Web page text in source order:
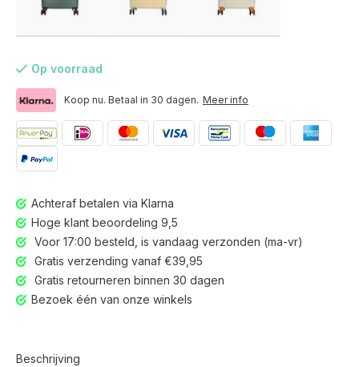
Voor 17:00 besteld, is vandaag verzonden (ma-vr)
Op voorraad
Koop nu. Betaal in 30 dagen. Meer info
Achteraf betalen via Klarna
Hoge klant beoordeling 9,5
Voor 17:00 besteld, is vandaag verzonden (ma-vr)
Gratis verzending vanaf €39,95
Gratis retourneren binnen 30 dagen
Bezoek één van onze winkels
Beschrijving